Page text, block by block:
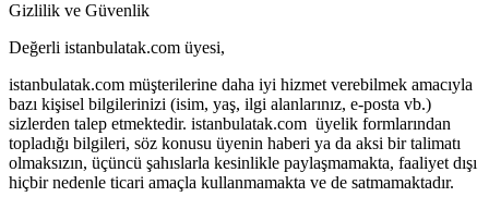
Gizlilik ve Güvenlik
Değerli istanbulatak.com üyesi,
istanbulatak.com müşterilerine daha iyi hizmet verebilmek amacıyla
bazı kişisel bilgilerinizi (isim, yaş, ilgi alanlarınız, e-posta vb.)
sizlerden talep etmektedir. istanbulatak.com üyelik formlarından
topladığı bilgileri, söz konusu üyenin haberi ya da aksi bir talimatı
olmaksızın, üçüncü şahıslarla kesinlikle paylaşmamakta, faaliyet dışı
hiçbir nedenle ticari amaçla kullanmamakta ve de satmamaktadır.